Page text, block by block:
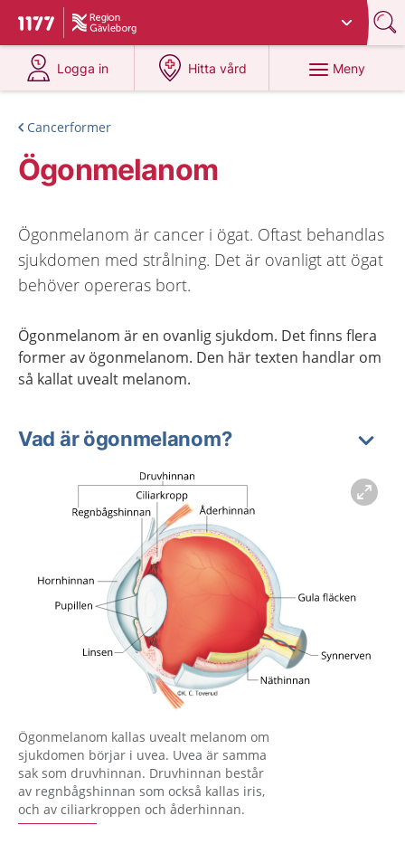
Till startsidan för 1177
Du har valt region
Logga in
på 1177.se
Hitta vård
på 1177.se
Meny
Cancerformer
Ögonmelanom
Ögonmelanom är cancer i ögat. Oftast behandlas
sjukdomen med strålning. Det är ovanligt att ögat
behöver opereras bort.
Ögonmelanom är en ovanlig sjukdom. Det finns flera
former av ögonmelanom. Den här texten handlar om
så kallat uvealt melanom.
Vad är ögonmelanom?
Förstora bilden
Ögonmelanom kallas uvealt melanom om
sjukdomen börjar i uvea. Uvea är samma
sak som druvhinnan. Druvhinnan består
av regnbågshinnan som också kallas iris,
och av ciliarkroppen och åderhinnan.